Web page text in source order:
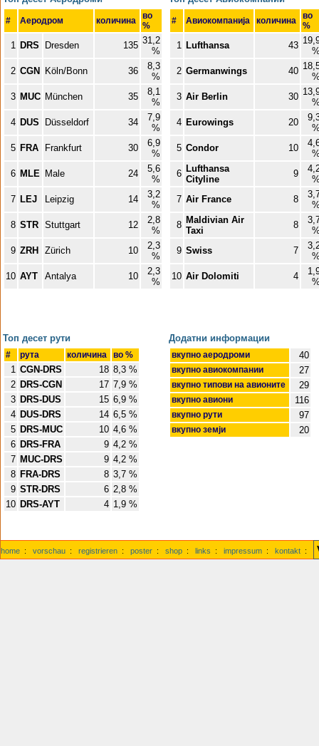
# Аеродром количина
во
%
1 DRS Dresden 135 31,2
%
2 CGN Köln/Bonn 36
8,3
%
3 MUC München 35
8,1
%
4 DUS Düsseldorf 34
7,9
%
5 FRA Frankfurt 30
6,9
%
6 MLE Male 24
5,6
%
7 LEJ Leipzig 14
3,2
%
8 STR Stuttgart 12
2,8
%
9 ZRH Zürich 10
2,3
%
10 AYT Antalya 10
2,3
%
# Авиокомпанија количина
во
%
1 Lufthansa 43
2 Germanwings 40
3 Air Berlin 30
4 Eurowings 20
5 Condor 10
6 Lufthansa
Cityline
9
7 Air France 8
8 Maldivian Air
Taxi
8
9 Swiss 7
10 Air Dolomiti 4
Топ десет pути
# pута количина во %
1 CGN-DRS 18 8,3 %
2 DRS-CGN 17 7,9 %
3 DRS-DUS 15 6,9 %
4 DUS-DRS 14 6,5 %
5 DRS-MUC 10 4,6 %
6 DRS-FRA 9 4,2 %
7 MUC-DRS 9 4,2 %
8 FRA-DRS 8 3,7 %
9 STR-DRS 6 2,8 %
10 DRS-AYT 4 1,9 %
Додатни информации
вкупно аеродроми 40
вкупно авиокомпании 27
вкупно типови на авионите 29
вкупно авиони 116
вкупно pути 97
вкупно земји 20
home : vorschau : registrieren : poster : shop : links : impressum : kontakt :